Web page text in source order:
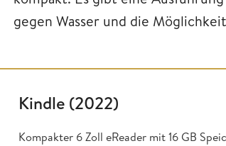
gegen Wasser und die
Kindle (2022)
Kompakter 6 Zoll eReader mit 16 GB